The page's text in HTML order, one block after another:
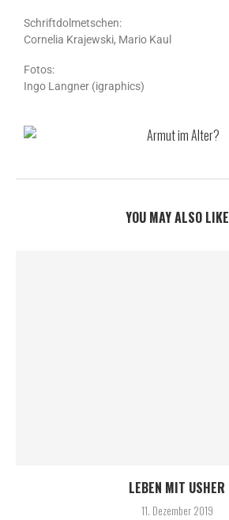
Schriftdolmetschen:
Cornelia Krajewski, Mario Kaul
Fotos:
Ingo Langner (igraphics)
YOU MAY ALSO LIKE
LEBEN MIT USHER
11. Dezember 2019